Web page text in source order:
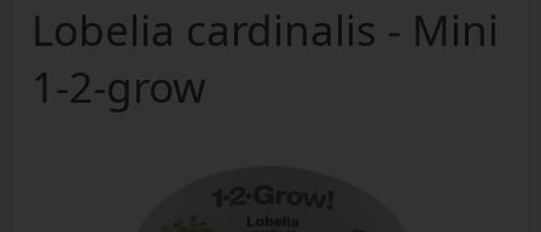
Lobelia cardinalis - Mini
1-2-grow